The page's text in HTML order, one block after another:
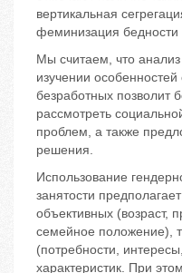
вертикальная
феминизация бедности
Мы считаем, что
изучении
безработных
рассмотреть
проблем, а также
решения.
Использование
занятости
объективных (возраст,
семейное положение),
(потребности,
характеристик. При